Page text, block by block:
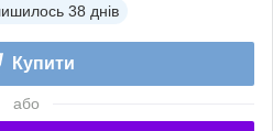
38 днів
Купити
або